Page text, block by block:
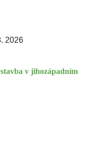
2026
v jihozápadním